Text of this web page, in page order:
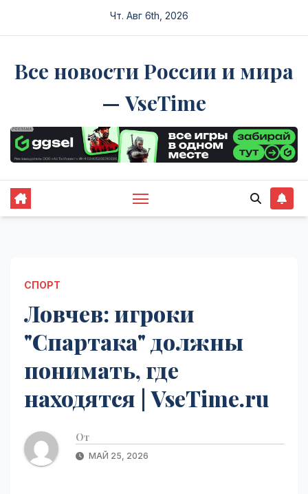
Чт. Авг 6th, 2026
Все новости России и мира
— VseTime
СПОРТ
Ловчев: игроки
"Спартака" должны
понимать, где
находятся | VseTime.ru
От
МАЙ 25, 2026